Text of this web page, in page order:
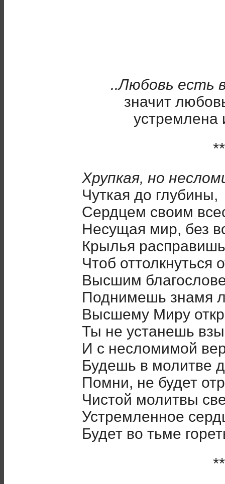
..Любовь есть
значит
устремлена
Хрупкая, но
Чуткая до глубины,
Сердцем своим
Несущая мир, без
Крылья
Чтоб оттолкнуться
Высшим
Поднимешь знамя
Высшему Миру
Ты не устанешь
И с несломимой
Будешь в молитве
Помни, не будет
Чистой молитвы
Устремленное
Будет во тьме